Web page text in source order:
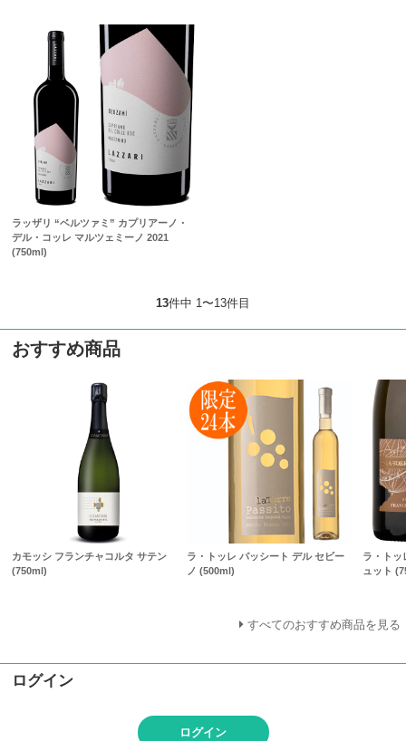
ラッザリ “ベルツァミ” カプリアーノ・
デル・コッレ マルツェミーノ 2021
(750ml)
13件中 1〜13件目
おすすめ商品
カモッシ フランチャコルタ サテン
(750ml)
ラ・トッレ パッシート デル セビー
ノ (500ml)
ラ・トッ
ュット
すべてのおすすめ商品を見る
ログイン
ログイン